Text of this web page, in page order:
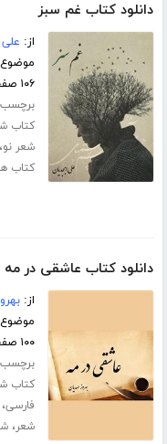
دانلود کتاب غم سبز
از:
۱۰۶ صفحه
کتاب
شعر نو
کتاب
دانلود کتاب عاشقی در مه
از:
۱۰۰ صفحه
کتاب
فارسی
شعر،